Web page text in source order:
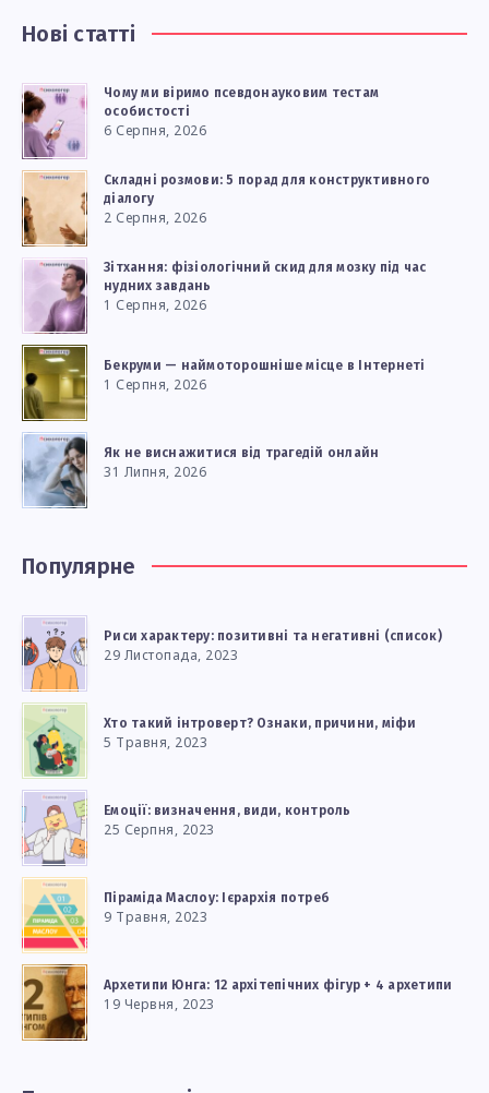
Нові статті
Чому ми віримо псевдонауковим тестам
особистості
6 Серпня, 2026
Складні розмови: 5 порад для конструктивного
діалогу
2 Серпня, 2026
Зітхання: фізіологічний скид для мозку під час
нудних завдань
1 Серпня, 2026
Бекруми — наймоторошніше місце в Інтернеті
1 Серпня, 2026
Як не виснажитися від трагедій онлайн
31 Липня, 2026
Популярне
Риси характеру: позитивні та негативні (список)
29 Листопада, 2023
Хто такий інтроверт? Ознаки, причини, міфи
5 Травня, 2023
Емоції: визначення, види, контроль
25 Серпня, 2023
Піраміда Маслоу: Ієрархія потреб
9 Травня, 2023
Архетипи Юнга: 12 архітепічних фігур + 4 архетипи
19 Червня, 2023